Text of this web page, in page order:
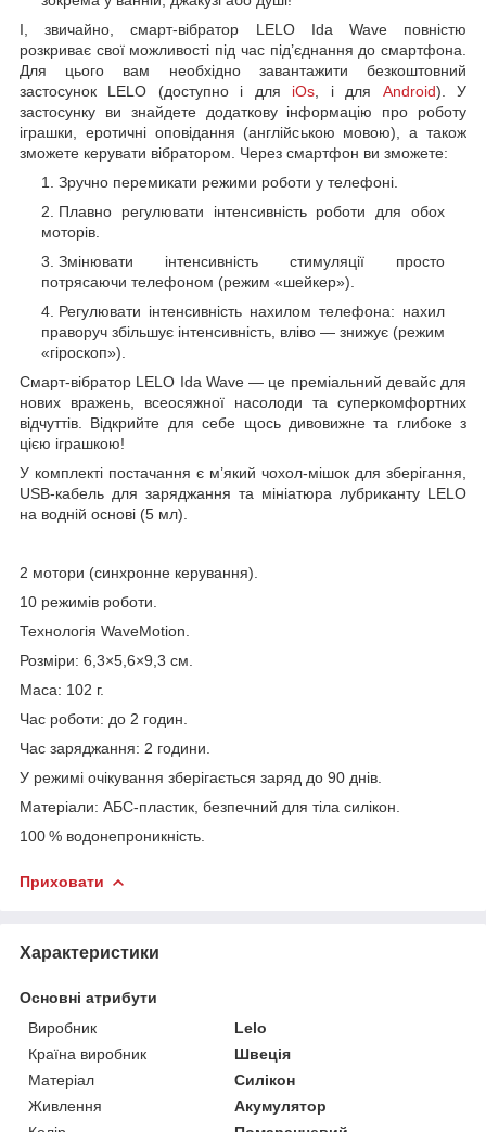
І, звичайно, смарт-вібратор LELO Ida Wave повністю
розкриває свої можливості під час під’єднання до смартфона.
Для цього вам необхідно завантажити безкоштовний
застосунок LELO (доступно і для iOs , і для Android). У
застосунку ви знайдете додаткову інформацію про роботу
іграшки, еротичні оповідання (англійською мовою), а також
зможете керувати вібратором. Через смартфон ви зможете:
Зручно перемикати режими роботи у телефоні.
Плавно регулювати інтенсивність роботи для обох
моторів.
Змінювати інтенсивність стимуляції просто
потрясаючи телефоном (режим «шейкер»).
Регулювати інтенсивність нахилом телефона: нахил
праворуч збільшує інтенсивність, вліво — знижує (режим
«гіроскоп»).
Смарт-вібратор LELO Ida Wave — це преміальний девайс для
нових вражень, всеосяжної насолоди та суперкомфортних
відчуттів. Відкрийте для себе щось дивовижне та глибоке з
цією іграшкою!
У комплекті постачання є м’який чохол-мішок для зберігання,
USB-кабель для заряджання та мініатюра лубриканту LELO
на водній основі (5 мл).
2 мотори (синхронне керування).
10 режимів роботи.
Технологія WaveMotion.
Розміри: 6,3×5,6×9,3 см.
Маса: 102 г.
Час роботи: до 2 годин.
Час заряджання: 2 години.
У режимі очікування зберігається заряд до 90 днів.
Матеріали: АБС-пластик, безпечний для тіла силікон.
100 % водонепроникність.
Приховати
Характеристики
Основні атрибути
Виробник
Lelo
Країна виробник
Швеція
Матеріал
Силікон
Живлення
Акумулятор